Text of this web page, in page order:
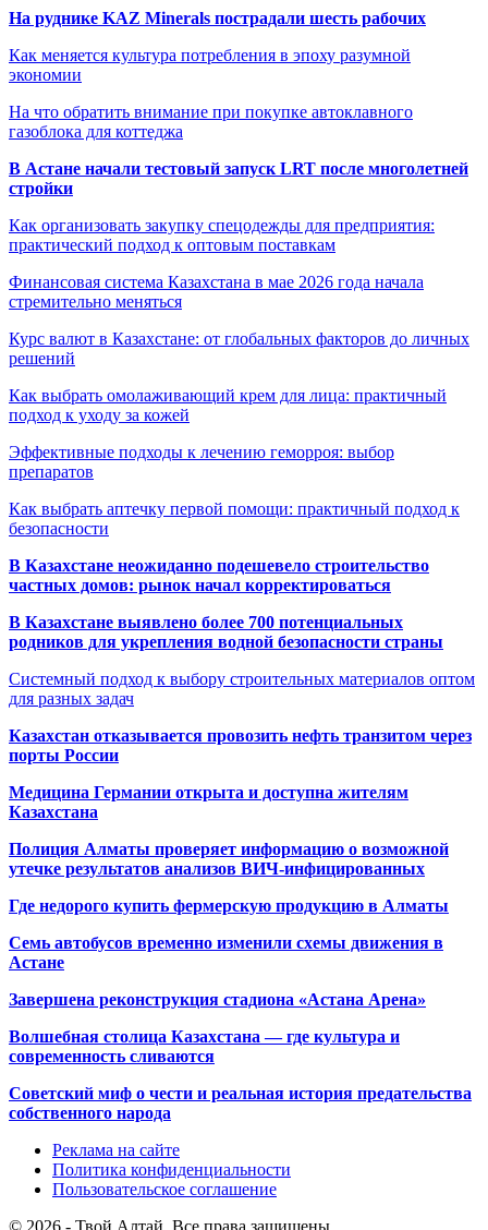
На руднике KAZ Minerals пострадали шесть рабочих
Как меняется культура потребления в эпоху разумной
экономии
На что обратить внимание при покупке автоклавного
газоблока для коттеджа
В Астане начали тестовый запуск LRT после многолетней
стройки
Как организовать закупку спецодежды для предприятия:
практический подход к оптовым поставкам
Финансовая система Казахстана в мае 2026 года начала
стремительно меняться
Курс валют в Казахстане: от глобальных факторов до личных
решений
Как выбрать омолаживающий крем для лица: практичный
подход к уходу за кожей
Эффективные подходы к лечению геморроя: выбор
препаратов
Как выбрать аптечку первой помощи: практичный подход к
безопасности
В Казахстане неожиданно подешевело строительство
частных домов: рынок начал корректироваться
В Казахстане выявлено более 700 потенциальных
родников для укрепления водной безопасности страны
Системный подход к выбору строительных материалов оптом
для разных задач
Казахстан отказывается провозить нефть транзитом через
порты России
Медицина Германии открыта и доступна жителям
Казахстана
Полиция Алматы проверяет информацию о возможной
утечке результатов анализов ВИЧ-инфицированных
Где недорого купить фермерскую продукцию в Алматы
Семь автобусов временно изменили схемы движения в
Астане
Завершена реконструкция стадиона «Астана Арена»
Волшебная столица Казахстана — где культура и
современность сливаются
Советский миф о чести и реальная история предательства
собственного народа
Реклама на сайте
Политика конфиденциальности
Пользовательское соглашение
© 2026 - Твой Алтай. Все права защищены.